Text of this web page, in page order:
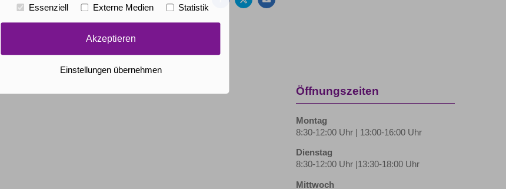
Öffnungszeiten
Montag
8:30-12:00 Uhr | 13:00-16:00 Uhr
Dienstag
8:30-12:00 Uhr |13:30-18:00 Uhr
Mittwoch
Essenziell Externe Medien Statistik
Akzeptieren
Einstellungen übernehmen